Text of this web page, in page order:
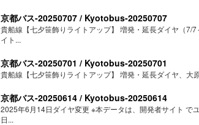
京都バス-20250707 / Kyotobus-20250707
貴船線【七夕笹飾りライトアップ】 増発・延長ダイヤ（7/
イト...
京都バス-20250701 / Kyotobus-20250701
貴船線【七夕笹飾りライトアップ】 増発・延長ダイヤ、
京都バス-20250614 / Kyotobus-20250614
2025年6月14日ダイヤ変更 ※本データは、開発者サイト で
日...